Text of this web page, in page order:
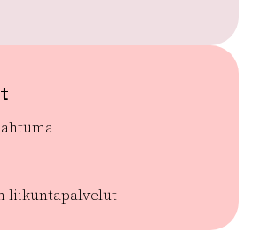
liikuntapalvelut
OpenStreetMap